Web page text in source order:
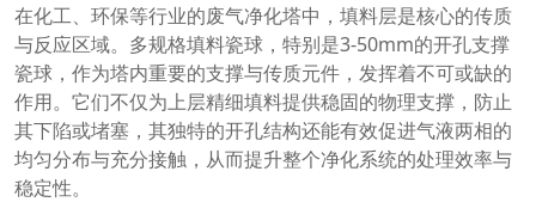
在化工、环保等行业的废气净化塔中，填料层是核心的传质
与反应区域。多规格填料瓷球，特别是3-50mm的开孔支撑
瓷球，作为塔内重要的支撑与传质元件，发挥着不可或缺的
作用。它们不仅为上层精细填料提供稳固的物理支撑，防止
其下陷或堵塞，其独特的开孔结构还能有效促进气液两相的
均匀分布与充分接触，从而提升整个净化系统的处理效率与
稳定性。